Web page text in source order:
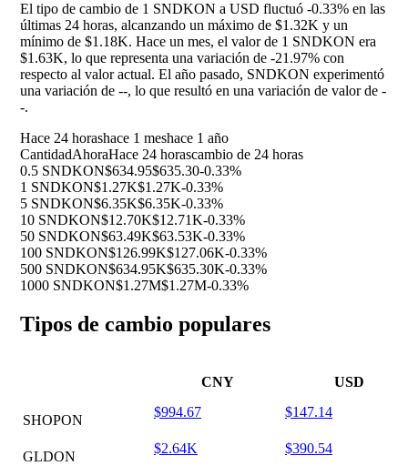
El tipo de cambio de 1 SNDKON a USD fluctuó -0.33% en las
últimas 24 horas, alcanzando un máximo de $1.32K y un
mínimo de $1.18K. Hace un mes, el valor de 1 SNDKON era
$1.63K, lo que representa una variación de -21.97% con
respecto al valor actual. El año pasado, SNDKON experimentó
una variación de --, lo que resultó en una variación de valor de -
-.
Hace 24 horashace 1 meshace 1 año
CantidadAhoraHace 24 horascambio de 24 horas
0.5 SNDKON$634.95$635.30-0.33%
1 SNDKON$1.27K$1.27K-0.33%
5 SNDKON$6.35K$6.35K-0.33%
10 SNDKON$12.70K$12.71K-0.33%
50 SNDKON$63.49K$63.53K-0.33%
100 SNDKON$126.99K$127.06K-0.33%
500 SNDKON$634.95K$635.30K-0.33%
1000 SNDKON$1.27M$1.27M-0.33%
Tipos de cambio populares
CNY USD
SHOPON
$994.67 $147.14
GLDON
$2.64K $390.54